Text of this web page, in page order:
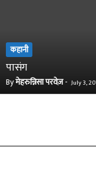
कहानी
पासंग
Byमेहरुन्निसा परवेज़- July 3,